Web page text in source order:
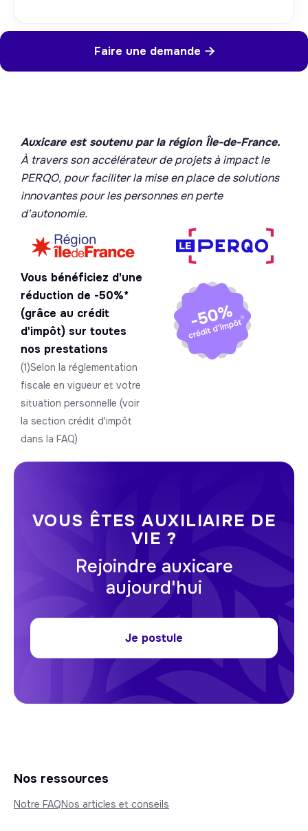
Faire une demande 
Auxicare est soutenu par la région Île-de-France.
À travers son accélérateur de projets à impact le
PERQO, pour faciliter la mise en place de solutions
innovantes pour les personnes en perte
d'autonomie.
Vous bénéficiez d'une
réduction de -50%*
(grâce au crédit
d'impôt) sur toutes
nos prestations
(1)Selon la réglementation
fiscale en vigueur et votre
situation personnelle (voir
la section crédit d'impôt
dans la FAQ)
VOUS ÊTES AUXILIAIRE DE
VIE ?
Rejoindre auxicare
aujourd'hui
Je postule
Nos ressources
Notre FAQNos articles et conseils